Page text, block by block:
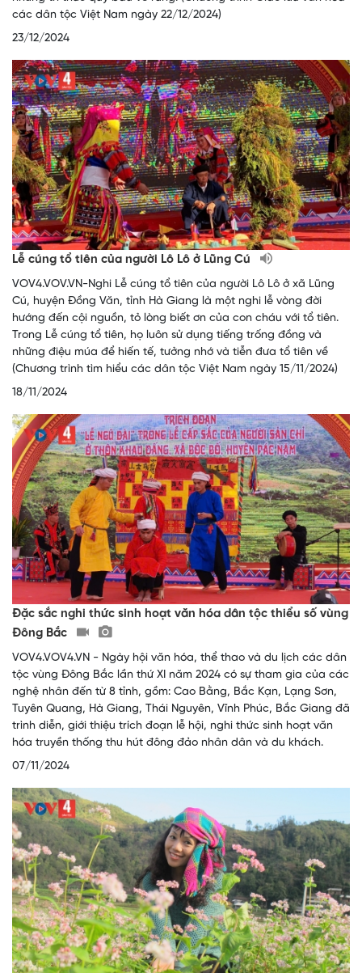
các dân tộc Việt Nam ngày 22/12/2024)
23/12/2024
Lễ cúng tổ tiên của người Lô Lô ở Lũng Cú
VOV4.VOV.VN-Nghi Lễ cúng tổ tiên của người Lô Lô ở xã Lũng
Cú, huyện Đồng Văn, tỉnh Hà Giang là một nghi lễ vòng đời
hướng đến cội nguồn, tỏ lòng biết ơn của con cháu với tổ tiên.
Trong Lễ cúng tổ tiên, họ luôn sử dụng tiếng trống đồng và
những điệu múa để hiến tế, tưởng nhớ và tiễn đưa tổ tiên về
(Chương trình tìm hiểu các dân tộc Việt Nam ngày 15/11/2024)
18/11/2024
Đặc sắc nghi thức sinh hoạt văn hóa dân tộc thiểu số vùng
Đông Bắc
VOV4.VOV4.VN - Ngày hội văn hóa, thể thao và du lịch các dân
tộc vùng Đông Bắc lần thứ XI năm 2024 có sự tham gia của các
nghệ nhân đến từ 8 tỉnh, gồm: Cao Bằng, Bắc Kạn, Lạng Sơn,
Tuyên Quang, Hà Giang, Thái Nguyên, Vĩnh Phúc, Bắc Giang đã
trình diễn, giới thiệu trích đoạn lễ hội, nghi thức sinh hoạt văn
hóa truyền thống thu hút đông đảo nhân dân và du khách.
07/11/2024